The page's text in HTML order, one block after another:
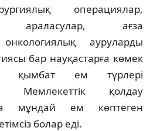
операциялар,
араласулар, ағза
ауруларды
бар науқастарға көмек
ем түрлері
Мемлекеттік қолдау
мұндай ем көптеген
болар еді.